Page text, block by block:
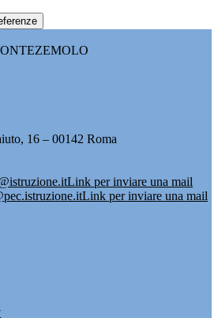
16 – 00142 Roma
Link per inviare una mail
Link per inviare una mail